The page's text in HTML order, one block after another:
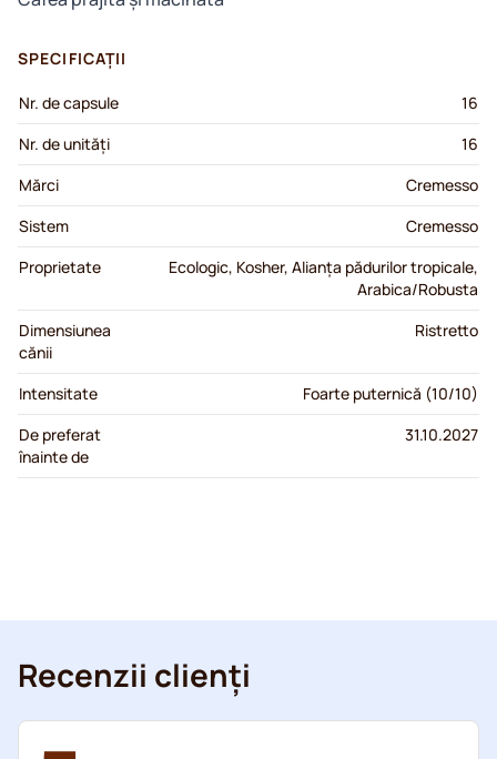
SPECIFICAȚII
Nr. de capsule
16
Nr. de unități
16
Mărci
Cremesso
Sistem
Cremesso
Proprietate
Ecologic, Kosher, Alianța pădurilor tropicale,
Arabica/Robusta
Dimensiunea
cănii
Ristretto
Intensitate
Foarte puternică (10/10)
De preferat
înainte de
31.10.2027
Recenzii clienți